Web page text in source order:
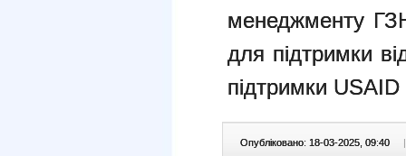
менеджменту
для підтримки
підтримки USAID
Опубліковано: 18-03-2025, 09:40 |